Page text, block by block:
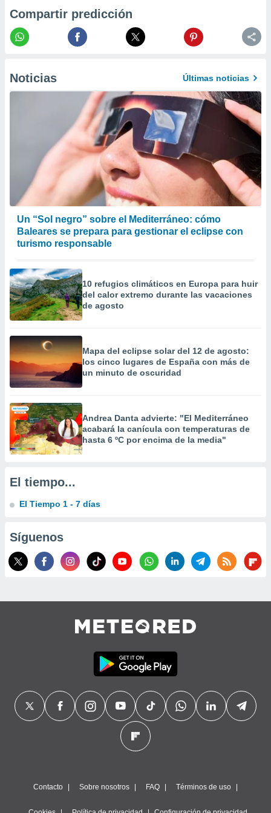
crear un
contenido
de
de
uso de
con el
e
mediante
publicidad
publicidad
de
1199
Compartir predicción
Noticias Últimas noticias
Un “Sol negro” sobre el Mediterráneo: cómo
Baleares se prepara para gestionar el eclipse con
turismo responsable
10 refugios climáticos en Europa para huir
del calor extremo durante las vacaciones
de agosto
Mapa del eclipse solar del 12 de agosto:
los cinco lugares de España con más de
un minuto de oscuridad
Andrea Danta advierte: "El Mediterráneo
acabará la canícula con temperaturas de
hasta 6 ºC por encima de la media"
El tiempo...
El Tiempo 1 - 7 días
Síguenos
Contacto Sobre nosotros FAQ Términos de uso